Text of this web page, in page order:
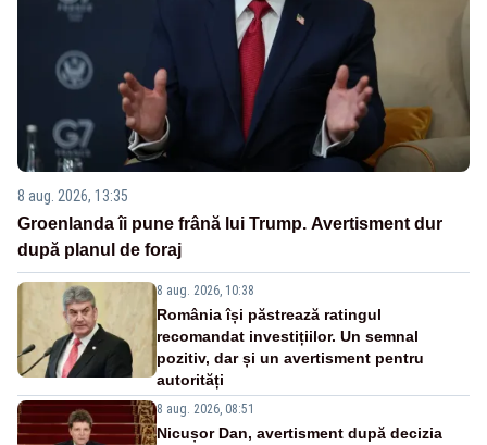
8 aug. 2026, 13:35
Groenlanda îi pune frână lui Trump. Avertisment dur
după planul de foraj
8 aug. 2026, 10:38
România își păstrează ratingul
recomandat investițiilor. Un semnal
pozitiv, dar și un avertisment pentru
autorități
8 aug. 2026, 08:51
Nicușor Dan, avertisment după decizia